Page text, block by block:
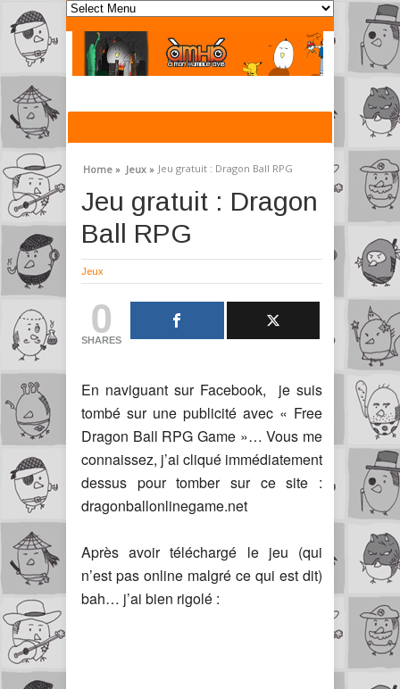
Home » Jeux » Jeu gratuit : Dragon Ball RPG
Jeu gratuit : Dragon
Ball RPG
Jeux
0
SHARES
En naviguant sur Facebook, je suis
tombé sur une publicité avec « Free
Dragon Ball RPG Game »… Vous me
connaissez, j’ai cliqué immédiatement
dessus pour tomber sur ce site :
dragonballonlinegame.net
Après avoir téléchargé le jeu (qui
n’est pas online malgré ce qui est dit)
bah… j’ai bien rigolé :